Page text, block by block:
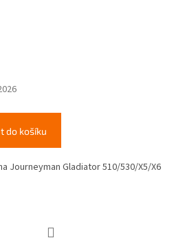
do košíku
Journeyman Gladiator 510/530/X5/X6